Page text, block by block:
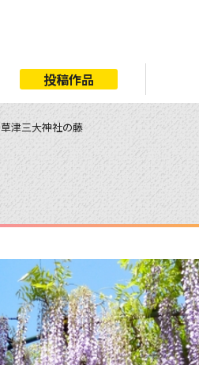
投稿作品
草津三大神社の藤